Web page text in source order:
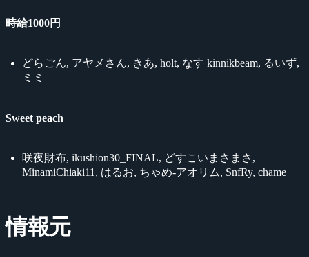
時給1000円
どらごん, アヤメさん, きあ, holt, なす kinnikbeam, るいず,
ミミ
Sweet peach
咲夜財布, ikushion30_FINAL, どすこいまさまさ,
MinamiChiaki11, はるお, ちゃめ-アオリム, SnfRy, chame
情報元